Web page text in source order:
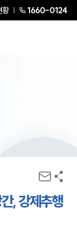
황 1660-0124
, 강제추행